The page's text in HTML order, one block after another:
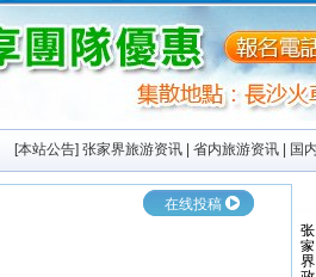
[本站公告] 张家界旅游资讯 省内旅游资讯 国
在线投稿